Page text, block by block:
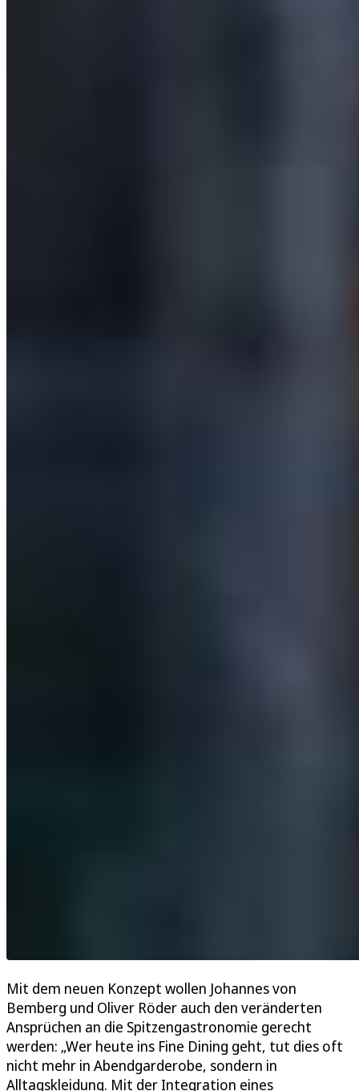
Mit dem neuen Konzept wollen Johannes von
Bemberg und Oliver Röder auch den veränderten
Ansprüchen an die Spitzengastronomie gerecht
werden: „Wer heute ins Fine Dining geht, tut dies oft
nicht mehr in Abendgarderobe, sondern in
Alltagskleidung. Mit der Integration eines